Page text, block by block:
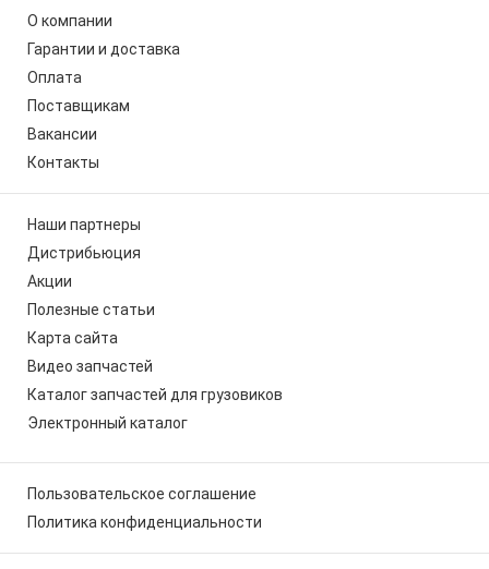
О компании
Гарантии и доставка
Оплата
Поставщикам
Вакансии
Контакты
Наши партнеры
Дистрибьюция
Акции
Полезные статьи
Карта сайта
Видео запчастей
Каталог запчастей для грузовиков
Электронный каталог
Пользовательское соглашение
Политика конфиденциальности